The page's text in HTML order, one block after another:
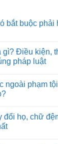
bắt buộc phải
gì? Điều kiện,
pháp luật
ngoài phạm
đổi họ, chữ